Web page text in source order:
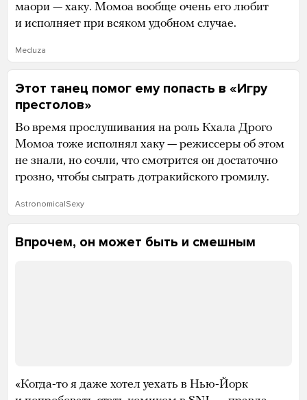
маори — хаку. Момоа вообще очень его любит
и исполняет при всяком удобном случае.
Meduza
Этот танец помог ему попасть в «Игру
престолов»
Во время прослушивания на роль Кхала Дрого
Момоа тоже исполнял хаку — режиссеры об этом
не знали, но сочли, что смотрится он достаточно
грозно, чтобы сыграть дотракийского громилу.
AstronomicalSexy
Впрочем, он может быть и смешным
«Когда-то я даже хотел уехать в Нью-Йорк